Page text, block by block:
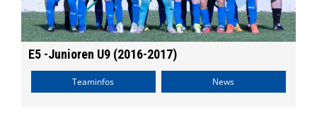
E5 -Junioren U9 (2016-2017)
Teaminfos News